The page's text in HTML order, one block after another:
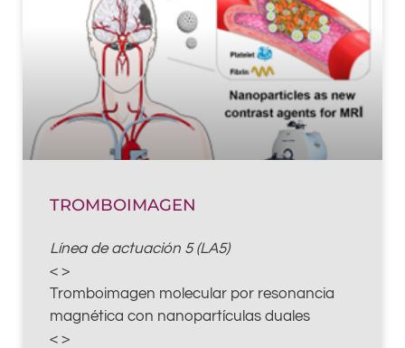
TROMBOIMAGEN
Línea de actuación 5 (LA5)
< >
Tromboimagen molecular por resonancia
magnética con nanopartículas duales
< >